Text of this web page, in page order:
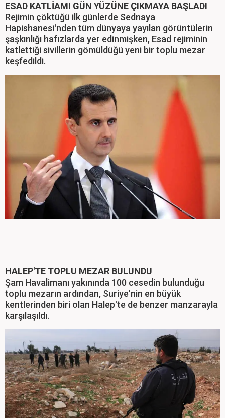
ESAD KATLİAMI GÜN YÜZÜNE ÇIKMAYA BAŞLADI
Rejimin çöktüğü ilk günlerde Sednaya
Hapishanesi'nden tüm dünyaya yayılan görüntülerin
şaşkınlığı hafızlarda yer edinmişken, Esad rejiminin
katlettiği sivillerin gömüldüğü yeni bir toplu mezar
keşfedildi.
HALEP'TE TOPLU MEZAR BULUNDU
Şam Havalimanı yakınında 100 cesedin bulunduğu
toplu mezarın ardından, Suriye'nin en büyük
kentlerinden biri olan Halep'te de benzer manzarayla
karşılaşıldı.